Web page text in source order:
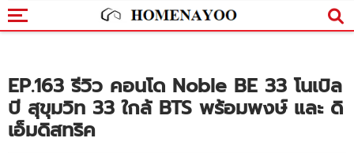
EP.163 รีวิว คอนโด Noble BE 33 โนเบิล
บี สุขุมวิท 33 ใกล้ BTS พร้อมพงษ์ และ ดิ
เอ็มดิสทริค